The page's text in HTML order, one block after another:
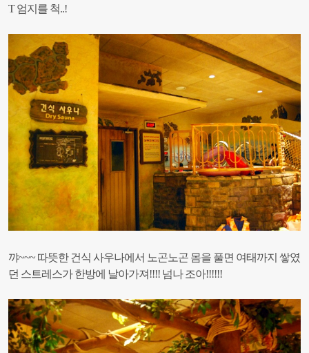
T 엄지를 척..!
꺄~~~ 따뜻한 건식 사우나에서 노곤노곤 몸을 풀면 여태까지 쌓였
던 스트레스가 한방에 날아가져!!!! 넘나 조아!!!!!!